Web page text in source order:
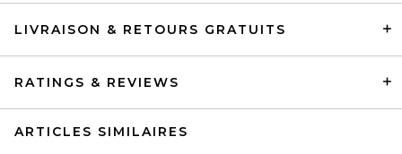
LIVRAISON & RETOURS GRATUITS
RATINGS & REVIEWS
ARTICLES SIMILAIRES